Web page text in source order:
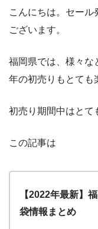
こんにちは。セール
ございます。
福岡県では、様々な
年の初売りもとても
初売り期間中はとて
この記事は
【2022年最新】
袋情報まとめ